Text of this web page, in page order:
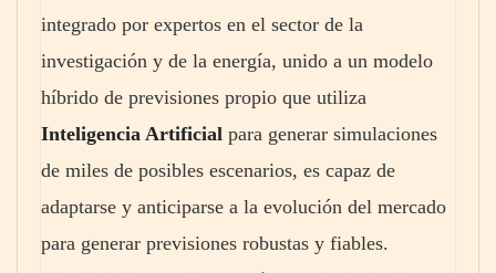
integrado por expertos en el sector de la
investigación y de la energía, unido a un modelo
híbrido de previsiones propio que utiliza
Inteligencia Artificial para generar simulaciones
de miles de posibles escenarios, es capaz de
adaptarse y anticiparse a la evolución del mercado
para generar previsiones robustas y fiables.